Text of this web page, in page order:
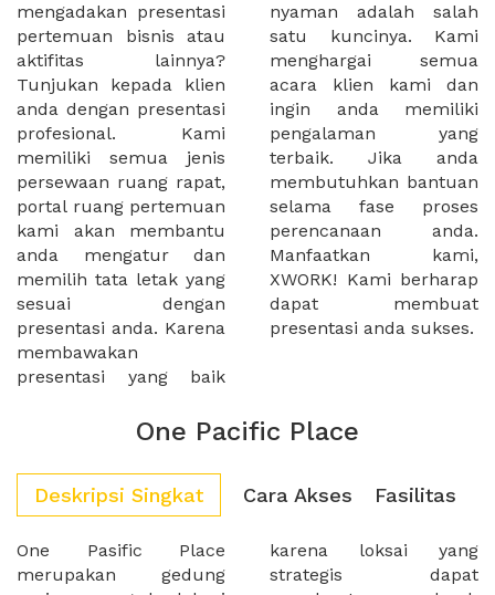
mengadakan presentasi
pertemuan bisnis atau
aktifitas lainnya?
Tunjukan kepada klien
anda dengan presentasi
profesional. Kami
memiliki semua jenis
persewaan ruang rapat,
portal ruang pertemuan
kami akan membantu
anda mengatur dan
memilih tata letak yang
sesuai dengan
presentasi anda. Karena
membawakan
presentasi yang baik
nyaman adalah salah
satu kuncinya. Kami
menghargai semua
acara klien kami dan
ingin anda memiliki
pengalaman yang
terbaik. Jika anda
membutuhkan bantuan
selama fase proses
perencanaan anda.
Manfaatkan kami,
XWORK! Kami berharap
dapat membuat
presentasi anda sukses.
One Pacific Place
Deskripsi Singkat Cara Akses Fasilitas
One Pasific Place
merupakan gedung
karena loksai yang
strategis dapat